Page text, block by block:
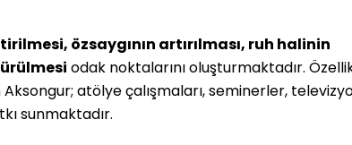
özsaygının artırılması, ruh halinin
odak noktalarını oluşturmaktadır.
Aksongur; atölye çalışmaları, seminerler,
sunmaktadır.